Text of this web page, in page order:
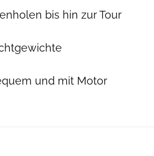
bis hin zur Tour
und mit Motor